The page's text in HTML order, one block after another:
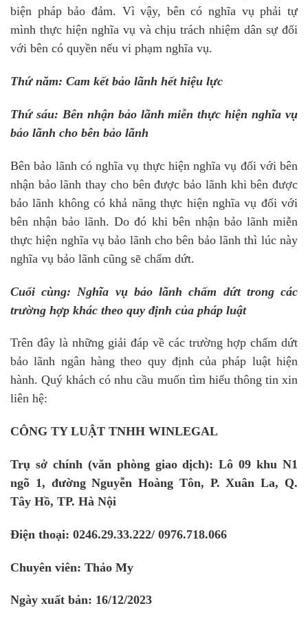
biện pháp bảo đảm. Vì vậy, bên có nghĩa vụ phải tự
mình thực hiện nghĩa vụ và chịu trách nhiệm dân sự đối
với bên có quyền nếu vi phạm nghĩa vụ.
Thứ năm: Cam kết bảo lãnh hết hiệu lực
Thứ sáu: Bên nhận bảo lãnh miễn thực hiện nghĩa vụ
bảo lãnh cho bên bảo lãnh
Bên bảo lãnh có nghĩa vụ thực hiện nghĩa vụ đối với bên
nhận bảo lãnh thay cho bên được bảo lãnh khi bên được
bảo lãnh không có khả năng thực hiện nghĩa vụ đối với
bên nhận bảo lãnh. Do đó khi bên nhận bảo lãnh miễn
thực hiện nghĩa vụ bảo lãnh cho bên bảo lãnh thì lúc này
nghĩa vụ bảo lãnh cũng sẽ chấm dứt.
Cuối cùng: Nghĩa vụ bảo lãnh chấm dứt trong các
trường hợp khác theo quy định của pháp luật
Trên đây là những giải đáp về các trường hợp chấm dứt
bảo lãnh ngân hàng theo quy định của pháp luật hiện
hành. Quý khách có nhu cầu muốn tìm hiểu thông tin xin
liên hệ:
CÔNG TY LUẬT TNHH WINLEGAL
Trụ sở chính (văn phòng giao dịch): Lô 09 khu N1
ngõ 1, đường Nguyễn Hoàng Tôn, P. Xuân La, Q.
Tây Hồ, TP. Hà Nội
Điện thoại: 0246.29.33.222/ 0976.718.066
Chuyên viên: Thảo My
Ngày xuất bản: 16/12/2023